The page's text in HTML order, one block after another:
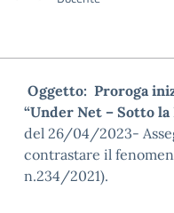
Oggetto: Proroga
“Under Net – Sotto la
del 26/04/2023-
contrastare il
n.234/2021).